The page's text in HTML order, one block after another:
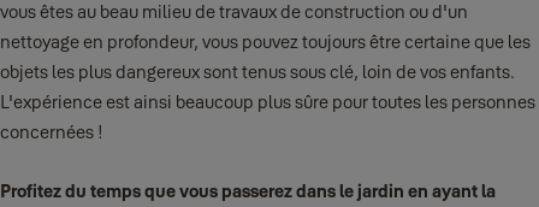
vous êtes au beau milieu de travaux de construction ou d'un
nettoyage en profondeur, vous pouvez toujours être certaine que les
objets les plus dangereux sont tenus sous clé, loin de vos enfants.
L'expérience est ainsi beaucoup plus sûre pour toutes les personnes
concernées !
Profitez du temps que vous passerez dans le jardin en ayant la